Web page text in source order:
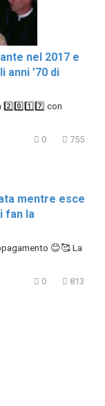
nel 2017 e
’70 di
2️⃣0️⃣1️⃣7️⃣ con
0 755
mentre esce
fan la
😊🥰 La
0 813